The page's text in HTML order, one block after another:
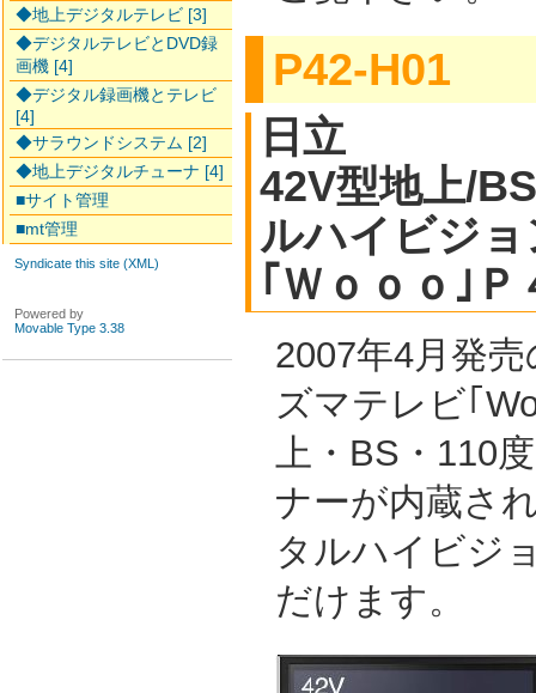
P42-H01
日立
42V型地上/
ルハイビジ
｢Ｗｏｏｏ｣
2007年4月発
ズマテレビ｢
上・BS・110
ナーが内蔵さ
タルハイビジ
だけます。
◆地上デジタルテレビ [3]
◆デジタルテレビとDVD録
画機 [4]
◆デジタル録画機とテレビ
[4]
◆サラウンドシステム [2]
◆地上デジタルチューナ [4]
■サイト管理
■mt管理
Syndicate this site (XML)
Powered by
Movable Type 3.38